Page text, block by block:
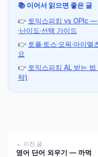
📚 이어서 읽으면 좋은 글
👉 토익스피킹 vs OPIc —
·난이도·선택 가이드
👉 토플·토스·오픽·아이
요
👉 토익스피킹 AL 받는
략)
← 이전 글
영어 단어 외우기 — 까먹